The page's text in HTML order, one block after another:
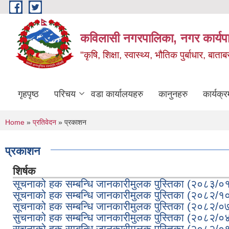
Skip to main content
कविलासी नगरपालिका, नगर
"कृषि, शिक्षा, स्वास्थ्य, भौतिक पुर्बाधार,
गृहपृष्ठ परिचय वडा कार्यालयहरु कानुनहरु
You are here
Home » प्रतिवेदन » प्रकाशन
प्रकाशन
शिर्षक
सूचनाको हक सम्बन्धि जानकारीमुलक पुस्तिका
सूचनाको हक सम्बन्धि जानकारीमुलक पुस्तिका
सूचनाको हक सम्बन्धि जानकारीमुलक पुस्तिका
सुचनाको हक सम्बन्धि जानकारीमुलक पुस्तिका